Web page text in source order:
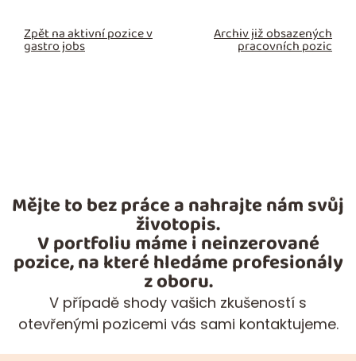
Zpět na aktivní pozice v
gastro jobs
Archiv již obsazených
pracovních pozic
Mějte to bez práce a nahrajte nám svůj
životopis.
V portfoliu máme i neinzerované
pozice, na které hledáme profesionály
z oboru.
V případě shody vašich zkušeností s
otevřenými pozicemi vás sami kontaktujeme.